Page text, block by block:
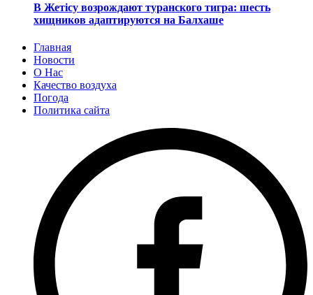
В Жетісу возрождают туранского тигра: шесть
хищников адаптируются на Балхаше
Главная
Новости
О Нас
Качество воздуха
Погода
Политика сайта